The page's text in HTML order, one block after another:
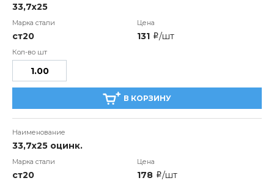
33,7x25
ст20 131 i/шт
В КОРЗИНУ
33,7x25 оцинк.
ст20 178 i/шт